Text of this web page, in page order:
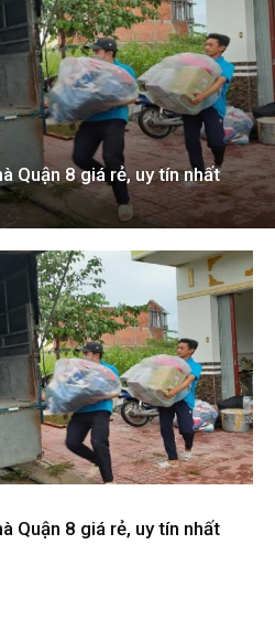
Quận 8 giá rẻ, uy tín nhất
Quận 8 giá rẻ, uy tín nhất